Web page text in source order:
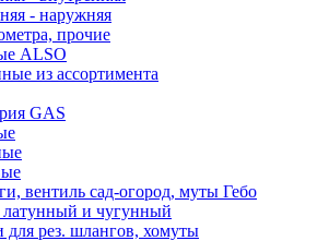
- наружняя
прочие
ALSO
из ассортимента
GAS
вентиль сад-огород, муты Гебо
латунный и чугунный
рез. шлангов, хомуты